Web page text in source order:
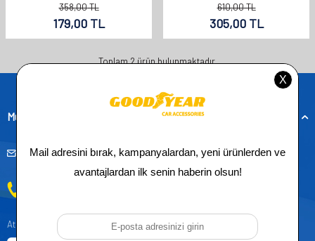
358,00TL
179,00 TL
610,00TL
305,00TL
Toplam2ürün bulunmaktadır.
Müşteri Hizmetleri
musteridestek@goodyearotoaksesuar.com.tr
Atatürk, Kıraç Mevkii, Orhan Veli Cd. D:No:19, 34522 Esenyurt/İstanbul